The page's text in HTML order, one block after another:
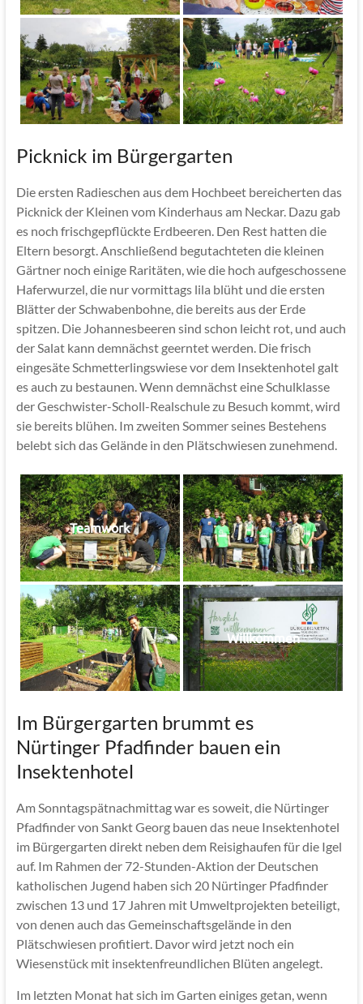
Picknick im Bürgergarten
Die ersten Radieschen aus dem Hochbeet bereicherten das
Picknick der Kleinen vom Kinderhaus am Neckar. Dazu gab
es noch frischgepflückte Erdbeeren. Den Rest hatten die
Eltern besorgt. Anschließend begutachteten die kleinen
Gärtner noch einige Raritäten, wie die hoch aufgeschossene
Haferwurzel, die nur vormittags lila blüht und die ersten
Blätter der Schwabenbohne, die bereits aus der Erde
spitzen. Die Johannesbeeren sind schon leicht rot, und auch
der Salat kann demnächst geerntet werden. Die frisch
eingesäte Schmetterlingswiese vor dem Insektenhotel galt
es auch zu bestaunen. Wenn demnächst eine Schulklasse
der Geschwister-Scholl-Realschule zu Besuch kommt, wird
sie bereits blühen. Im zweiten Sommer seines Bestehens
belebt sich das Gelände in den Plätschwiesen zunehmend.
Teamwork
Willkommen
Im Bürgergarten brummt es
Nürtinger Pfadfinder bauen ein
Insektenhotel
Am Sonntagspätnachmittag war es soweit, die Nürtinger
Pfadfinder von Sankt Georg bauen das neue Insektenhotel
im Bürgergarten direkt neben dem Reisighaufen für die Igel
auf. Im Rahmen der 72-Stunden-Aktion der Deutschen
katholischen Jugend haben sich 20 Nürtinger Pfadfinder
zwischen 13 und 17 Jahren mit Umweltprojekten beteiligt,
von denen auch das Gemeinschaftsgelände in den
Plätschwiesen profitiert. Davor wird jetzt noch ein
Wiesenstück mit insektenfreundlichen Blüten angelegt.
Im letzten Monat hat sich im Garten einiges getan, wenn